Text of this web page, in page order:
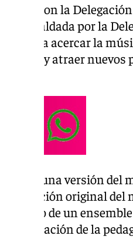
con la
y respaldada por la
se busca acercar la
y atraer nuevos
una versión del
original
a cargo de un
la narración de la